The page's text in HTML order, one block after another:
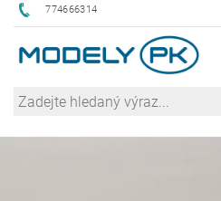
774666314